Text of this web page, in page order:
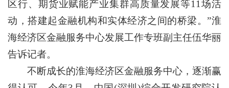
区行、期货业赋能产业集群高质量发展等11场活
动，搭建起金融机构和实体经济之间的桥梁。”淮
海经济区金融服务中心发展工作专班副主任伍华丽
告诉记者。
不断成长的淮海经济区金融服务中心，逐渐赢